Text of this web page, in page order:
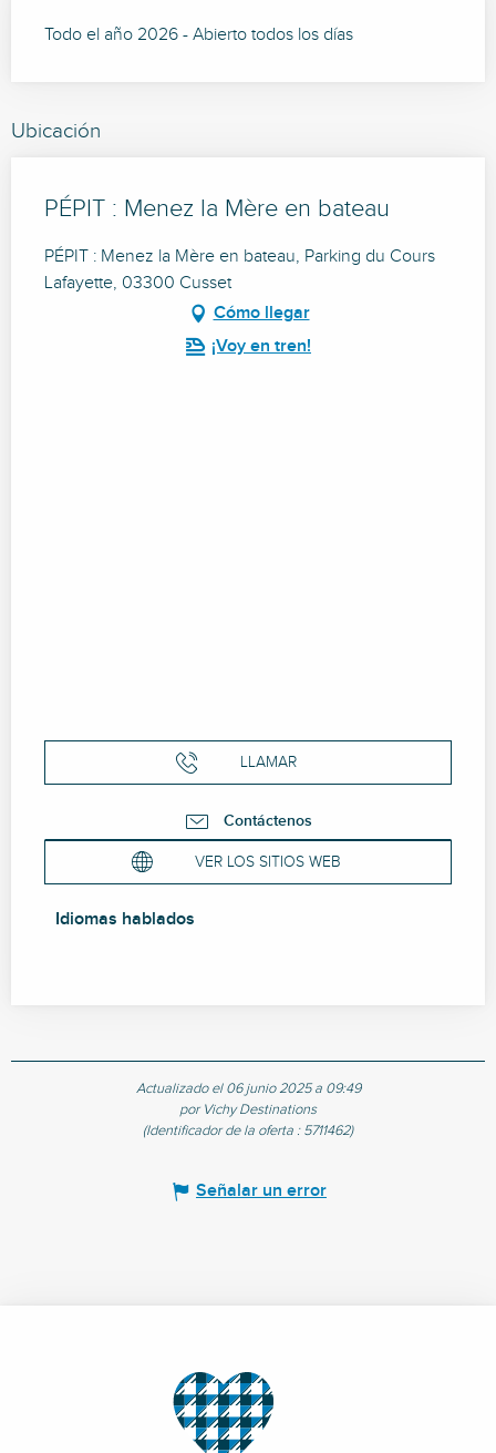
Todo el año 2026 - Abierto todos los días
Ubicación
PÉPIT : Menez la Mère en bateau
PÉPIT : Menez la Mère en bateau, Parking du Cours
Lafayette, 03300 Cusset
Cómo llegar
¡Voy en tren!
LLAMAR
Contáctenos
VER LOS SITIOS WEB
Idiomas hablados
Idiomas hablados
Actualizado el 06 junio 2025 a 09:49
por Vichy Destinations
(Identificador de la oferta : 5711462)
Señalar un error